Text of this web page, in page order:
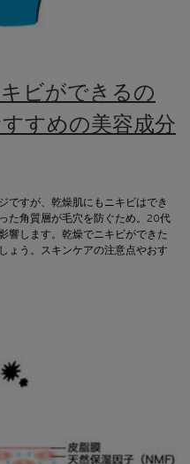
ビができるの
すめの美容成分
ですが、乾燥肌にもニキビはでき
た角質層が毛穴を防ぐため。20代
響します。乾燥でニキビができた
ょう。スキンケアの注意点やおす